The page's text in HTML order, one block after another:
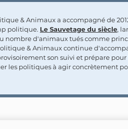
& Animaux a accompagné de
politique. Le Sauvetage du siècle,
nombre d'animaux tués comme
& Animaux continue
son suivi et prépare
les politiques à agir concrètement